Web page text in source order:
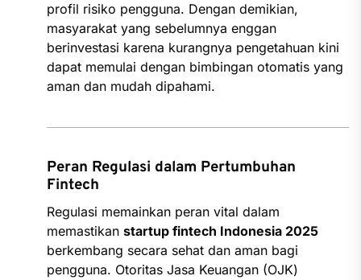
profil risiko pengguna. Dengan demikian,
masyarakat yang sebelumnya enggan
berinvestasi karena kurangnya pengetahuan kini
dapat memulai dengan bimbingan otomatis yang
aman dan mudah dipahami.
Peran Regulasi dalam Pertumbuhan
Fintech
Regulasi memainkan peran vital dalam
memastikan startup fintech Indonesia 2025
berkembang secara sehat dan aman bagi
pengguna. Otoritas Jasa Keuangan (OJK)